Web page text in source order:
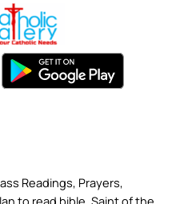
Readings, Prayers,
to read bible, Saint of the